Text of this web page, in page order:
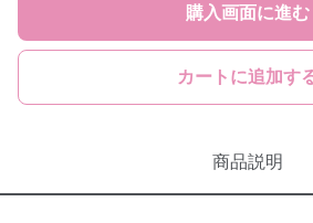
購入画面に進む
カートに追加す
商品説明